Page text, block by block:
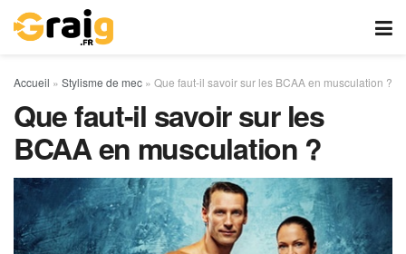
Accueil » Stylisme de mec » Que faut-il savoir sur les BCAA en musculation ?
Que faut-il savoir sur les
BCAA en musculation ?